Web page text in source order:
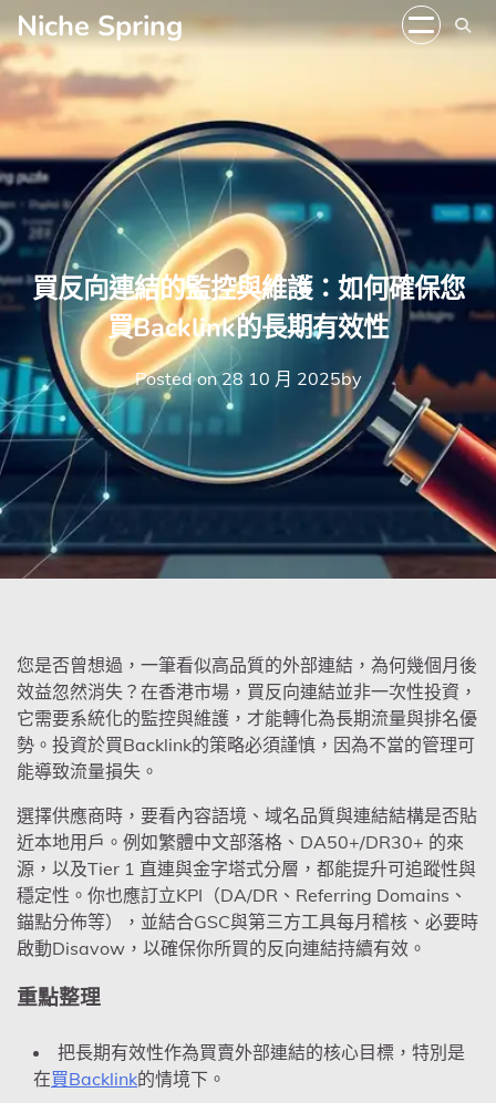
Skip
to
content
Niche Spring
買反向連結的監控與維護：如何確保您
買Backlink的長期有效性
Posted on28 10 月 2025by
您是否曾想過，一筆看似高品質的外部連結，為何幾個月後
效益忽然消失？在香港市場，買反向連結並非一次性投資，
它需要系統化的監控與維護，才能轉化為長期流量與排名優
勢。投資於買Backlink的策略必須謹慎，因為不當的管理可
能導致流量損失。
選擇供應商時，要看內容語境、域名品質與連結結構是否貼
近本地用戶。例如繁體中文部落格、DA50+/DR30+ 的來
源，以及Tier 1 直連與金字塔式分層，都能提升可追蹤性與
穩定性。你也應訂立KPI（DA/DR、Referring Domains、
錨點分佈等），並結合GSC與第三方工具每月稽核、必要時
啟動Disavow，以確保你所買的反向連結持續有效。
重點整理
把長期有效性作為買賣外部連結的核心目標，特別是
在買Backlink的情境下。